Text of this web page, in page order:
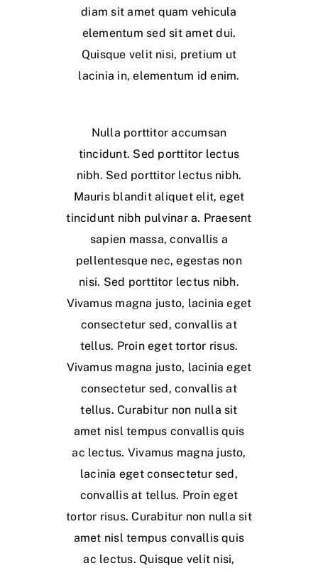
diam sit amet quam vehicula
elementum sed sit amet dui.
Quisque velit nisi, pretium ut
lacinia in, elementum id enim.
Nulla porttitor accumsan
tincidunt. Sed porttitor lectus
nibh. Sed porttitor lectus nibh.
Mauris blandit aliquet elit, eget
tincidunt nibh pulvinar a. Praesent
sapien massa, convallis a
pellentesque nec, egestas non
nisi. Sed porttitor lectus nibh.
Vivamus magna justo, lacinia eget
consectetur sed, convallis at
tellus. Proin eget tortor risus.
Vivamus magna justo, lacinia eget
consectetur sed, convallis at
tellus. Curabitur non nulla sit
amet nisl tempus convallis quis
ac lectus. Vivamus magna justo,
lacinia eget consectetur sed,
convallis at tellus. Proin eget
tortor risus. Curabitur non nulla sit
amet nisl tempus convallis quis
ac lectus. Quisque velit nisi,